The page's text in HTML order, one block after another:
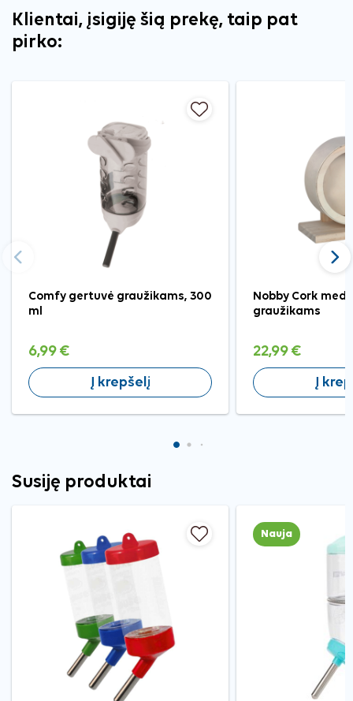
Klientai, įsigiję šią prekę, taip pat
pirko:
Comfy gertuvė graužikams, 300
ml
6,99 €
Į krepšelį
Nobby Cork
graužikams
22,99 €
Į
Ankstesnis
Susiję produktai
Nauja